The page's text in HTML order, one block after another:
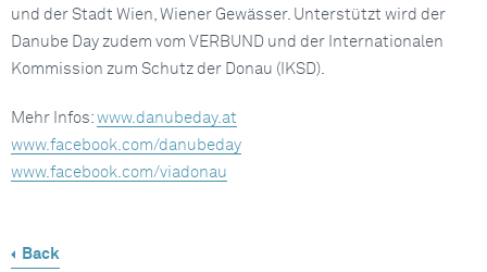
und der Stadt Wien, Wiener Gewässer. Unterstützt wird der
Danube Day zudem vom VERBUND und der Internationalen
Kommission zum Schutz der Donau (IKSD).
Mehr Infos: www.danubeday.at
www.facebook.com/danubeday
www.facebook.com/viadonau
Back